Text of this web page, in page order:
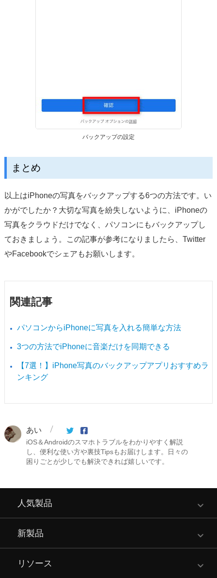
バックアップの設定
まとめ
以上はiPhoneの写真をバックアップする6つの方法です。い
かがでしたか？大切な写真を紛失しないように、iPhoneの
写真をクラウドだけでなく、パソコンにもバックアップし
ておきましょう。この記事が参考になりましたら、Twitter
やFacebookでシェアもお願いします。
関連記事
パソコンからiPhoneに写真を入れる簡単な方法
3つの方法でiPhoneに音楽だけを同期できる
【7選！】iPhone写真のバックアップアプリおすすめラ
ンキング
あい
iOS＆Androidのスマホトラブルをわかりやすく解説
し、便利な使い方や裏技Tipsもお届けします。日々の
困りごとが少しでも解決できれば嬉しいです。
人気製品
新製品
リソース